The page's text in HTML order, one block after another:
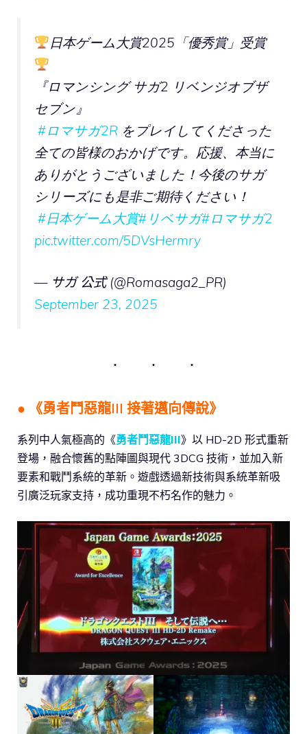
日本ゲーム大賞2025「優秀賞」受賞
『ロマンシング サガ2 リベンジオブザ
セブン』
#ロマサガ2R をプレイしてくださった
全ての皆様のおかげです。応援、本当に
ありがとうございました！今後のサガ
シリーズにも是非ご期待ください！
#日本ゲーム大賞#リベサガ#ロマサガ2
pic.twitter.com/5DVsHermry
— サガ 公式 (@Romasaga2_PR)
September 23, 2025
● 《勇者鬥惡龍III 接著邁向傳說》
系列中人氣極高的《勇者鬥惡龍III》以 HD-2D 形式重新
登場，融合懷舊的點陣圖與現代 3DCG 技術，並加入新
要素和戰鬥系統的革新。遊戲透過新技術與系統革新吸
引廣泛玩家支持，成功重現不朽名作的魅力。